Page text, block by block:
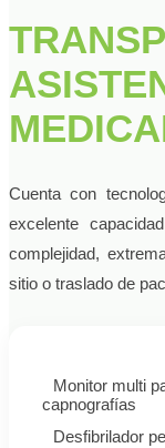
Cuenta con
excelente
complejidad,
sitio o traslado de
Monitor multi
capnografías
Desfibrilador